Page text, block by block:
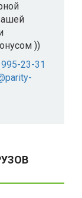
))
23-31